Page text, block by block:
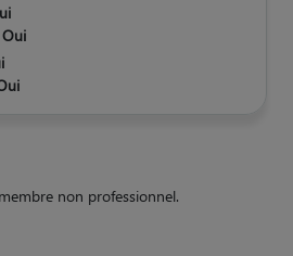
Oui
non professionnel.